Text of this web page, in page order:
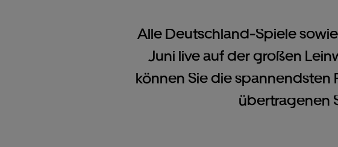
Alle Deutschland-Spiele
Juni live auf der großen
können Sie die spannendsten
übertragenen